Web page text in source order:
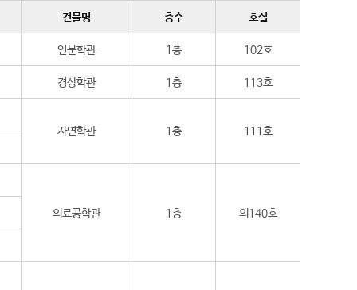
건물명 층수 호실
인문학관 1층 102호
경상학관 1층 113호
자연학관 1층 111호
의료공학관 1층 의140호